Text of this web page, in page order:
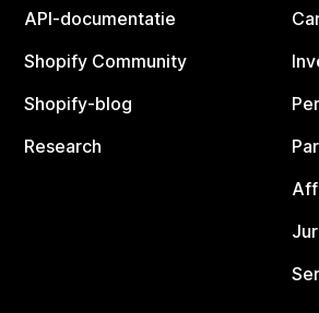
API-documentatie
Shopify Community
Shopify-blog
Research